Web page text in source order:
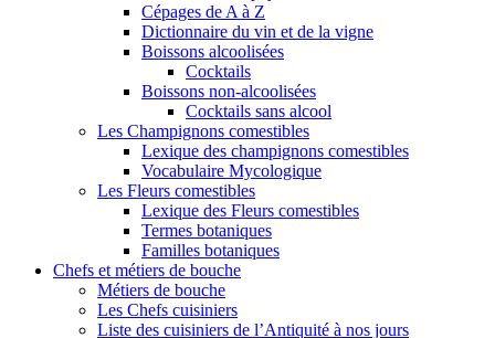
Cépages de A à Z
Dictionnaire du vin et de la vigne
Boissons alcoolisées
Cocktails
Boissons non-alcoolisées
Cocktails sans alcool
Les Champignons comestibles
Lexique des champignons comestibles
Vocabulaire Mycologique
Les Fleurs comestibles
Lexique des Fleurs comestibles
Termes botaniques
Familles botaniques
Chefs et métiers de bouche
Métiers de bouche
Les Chefs cuisiniers
Liste des cuisiniers de l’Antiquité à nos jours